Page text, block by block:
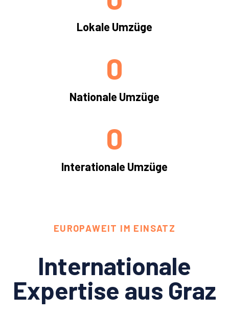
Lokale Umzüge
Nationale Umzüge
0
Interationale Umzüge
0
EUROPAWEIT IM EINSATZ
Internationale
Expertise aus Graz